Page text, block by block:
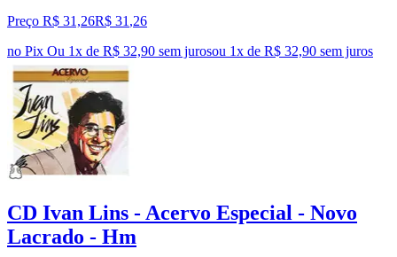
Preço R$ 31,26R$ 31 ,26
no Pix Ou 1x de R$ 32,90 sem jurosou 1x de R$ 32,90 sem juros
CD Ivan Lins - Acervo Especial - Novo
Lacrado - Hm